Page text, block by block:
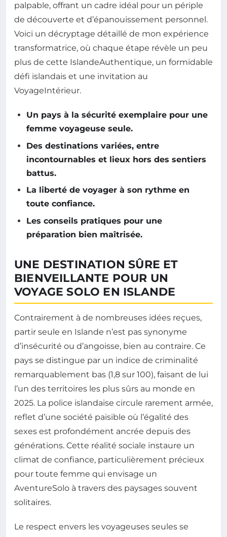
palpable, offrant un cadre idéal pour un périple
de découverte et d’épanouissement personnel.
Voici un décryptage détaillé de mon expérience
transformatrice, où chaque étape révèle un peu
plus de cette IslandeAuthentique, un formidable
défi islandais et une invitation au
VoyageIntérieur.
Un pays à la sécurité exemplaire pour une
femme voyageuse seule.
Des destinations variées, entre
incontournables et lieux hors des sentiers
battus.
La liberté de voyager à son rythme en
toute confiance.
Les conseils pratiques pour une
préparation bien maîtrisée.
UNE DESTINATION SÛRE ET
BIENVEILLANTE POUR UN
VOYAGE SOLO EN ISLANDE
Contrairement à de nombreuses idées reçues,
partir seule en Islande n’est pas synonyme
d’insécurité ou d’angoisse, bien au contraire. Ce
pays se distingue par un indice de criminalité
remarquablement bas (1,8 sur 100), faisant de lui
l’un des territoires les plus sûrs au monde en
2025. La police islandaise circule rarement armée,
reflet d’une société paisible où l’égalité des
sexes est profondément ancrée depuis des
générations. Cette réalité sociale instaure un
climat de confiance, particulièrement précieux
pour toute femme qui envisage un
AventureSolo à travers des paysages souvent
solitaires.
Le respect envers les voyageuses seules se